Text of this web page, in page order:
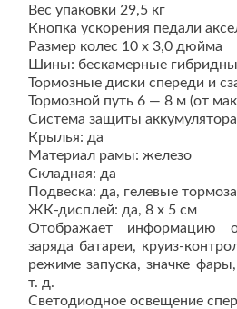
Вес упаковки 29,5 кг
Кнопка ускорения педали
Размер колес 10 x 3,0 дюйма
Шины: бескамерные
Тормозные диски спереди и
Тормозной путь 6 — 8 м (от
Система защиты
Крылья: да
Материал рамы: железо
Складная: да
Подвеска: да, гелевые
ЖК-дисплей: да, 8 x 5 см
Отображает информацию
заряда батареи, круиз-
режиме запуска, значке
т. д.
Светодиодное освещение